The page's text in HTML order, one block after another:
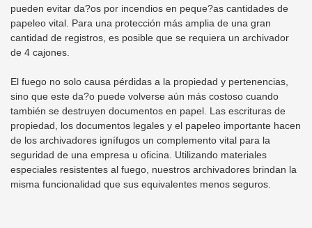
pueden evitar da?os por incendios en peque?as cantidades de
papeleo vital. Para una protección más amplia de una gran
cantidad de registros, es posible que se requiera un archivador
de 4 cajones.
El fuego no solo causa pérdidas a la propiedad y pertenencias,
sino que este da?o puede volverse aún más costoso cuando
también se destruyen documentos en papel. Las escrituras de
propiedad, los documentos legales y el papeleo importante hacen
de los archivadores ignífugos un complemento vital para la
seguridad de una empresa u oficina. Utilizando materiales
especiales resistentes al fuego, nuestros archivadores brindan la
misma funcionalidad que sus equivalentes menos seguros.